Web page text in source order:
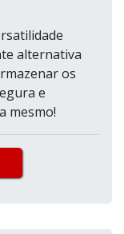
alternativa
os
e
mesmo!